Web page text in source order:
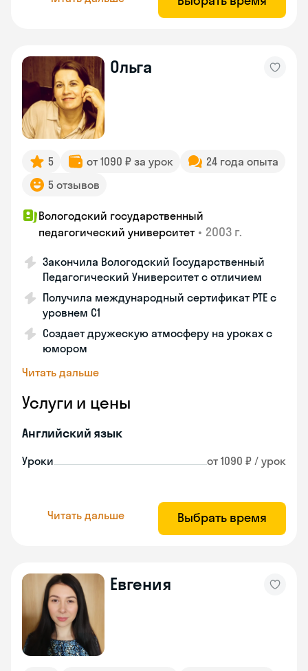
Ольга
5 от 1090 ₽ за урок
24 года опыта
5 отзывов
Вологодский государственный
педагогический университет • 2003 г.
Закончила Вологодский Государственный
Педагогический Университет с отличием
Получила международный сертификат PTE с
уровнем C1
Создает дружескую атмосферу на уроках с
юмором
Читать дальше
Услуги и цены
Английский язык
Уроки от 1090 ₽ / урок
Читать дальше Выбрать время
Евгения